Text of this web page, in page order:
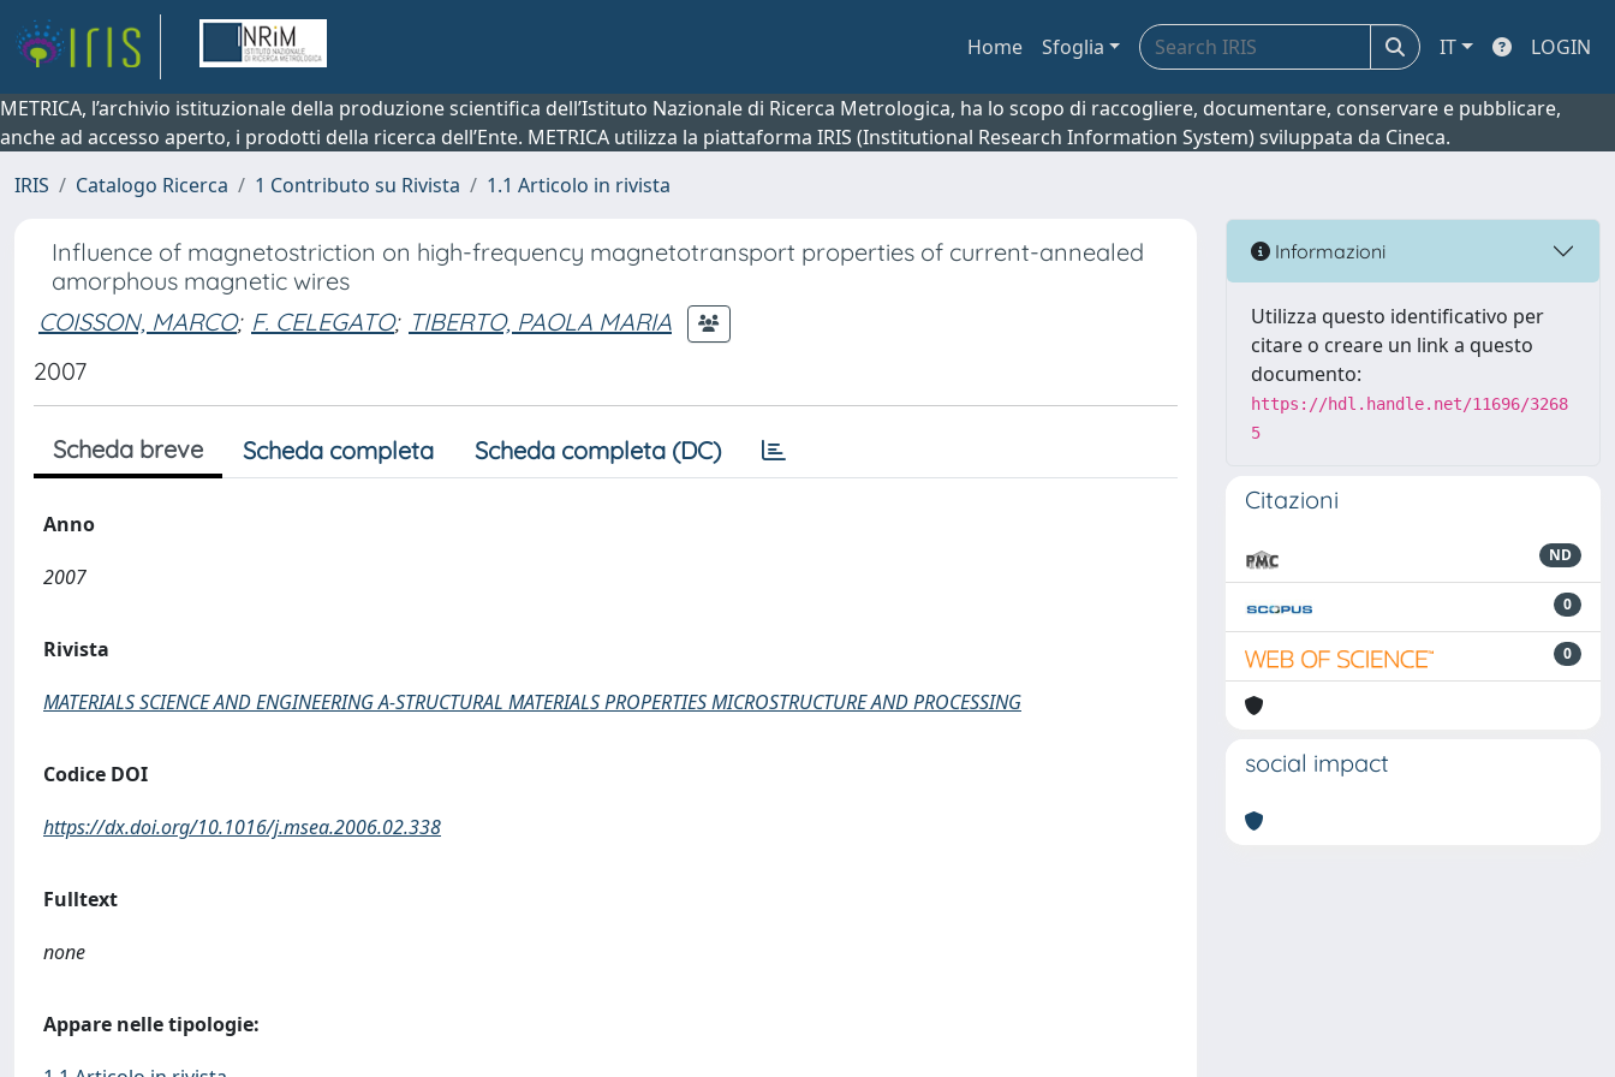
Home Sfoglia IT LOGIN
METRICA, l’archivio istituzionale della produzione scientifica dell’Istituto Nazionale di Ricerca Metrologica, ha lo scopo di raccogliere, documentare, conservare e pubblicare,
anche ad accesso aperto, i prodotti della ricerca dell’Ente. METRICA utilizza la piattaforma IRIS (Institutional Research Information System) sviluppata da Cineca.
IRIS
Catalogo Ricerca 1 Contributo su Rivista 1.1 Articolo in rivista
Influence of magnetostriction on high-frequency magnetotransport properties of current-annealed
amorphous magnetic wires
COISSON, MARCO; F. CELEGATO; TIBERTO, PAOLA MARIA
2007
Scheda breve Scheda completa Scheda completa (DC)
Anno
2007
Rivista
MATERIALS SCIENCE AND ENGINEERING A-STRUCTURAL MATERIALS PROPERTIES MICROSTRUCTURE AND PROCESSING
Codice DOI
https://dx.doi.org/10.1016/j.msea.2006.02.338
Fulltext
none
Appare nelle tipologie:
Informazioni
Utilizza questo identificativo per
citare o creare un link a questo
documento:
https://hdl.handle.net/11696/3268
5
Citazioni
ND
0
0
social impact